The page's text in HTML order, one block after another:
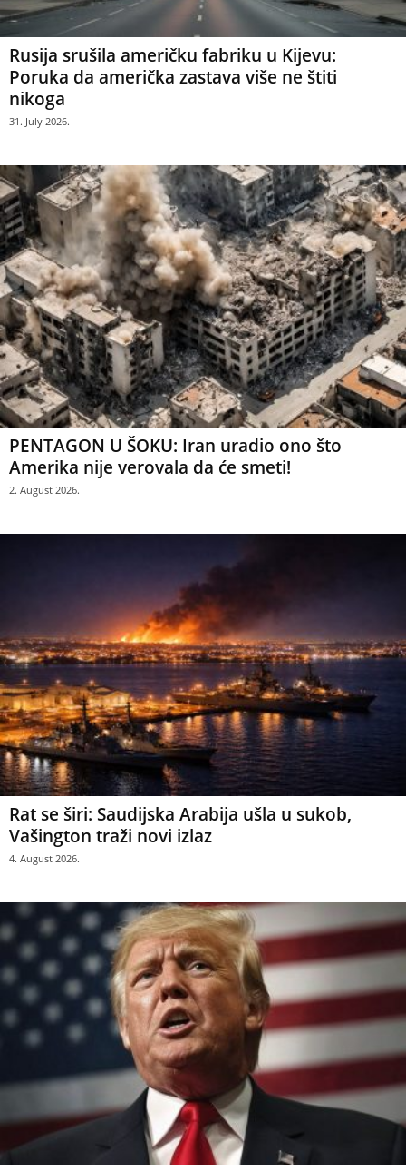
Rusija srušila američku fabriku u Kijevu:
Poruka da američka zastava više ne štiti
nikoga
31. July 2026.
PENTAGON U ŠOKU: Iran uradio ono što
Amerika nije verovala da će smeti!
2. August 2026.
Rat se širi: Saudijska Arabija ušla u sukob,
Vašington traži novi izlaz
4. August 2026.